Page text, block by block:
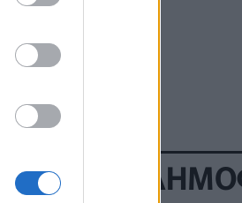
Ευρεία σύσκεψη στον